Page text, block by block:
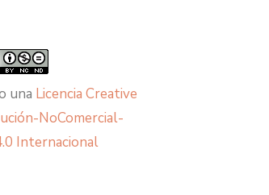
una Licencia Creative
NoComercial-
Internacional